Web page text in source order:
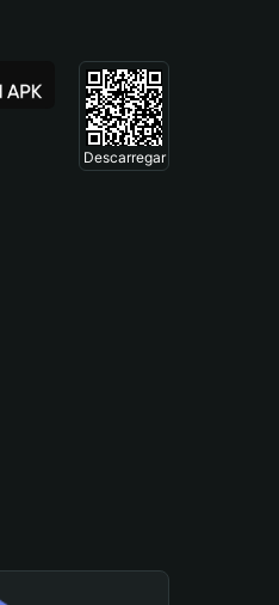
Descarregar